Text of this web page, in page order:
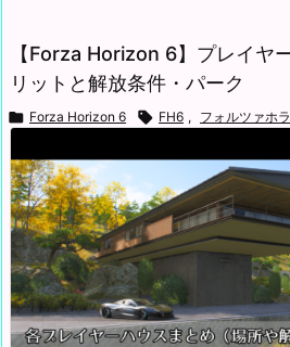
【Forza Horizon 6】プレイヤ
リットと解放条件・パーク
 Forza Horizon 6  FH6 , フォルツァホ